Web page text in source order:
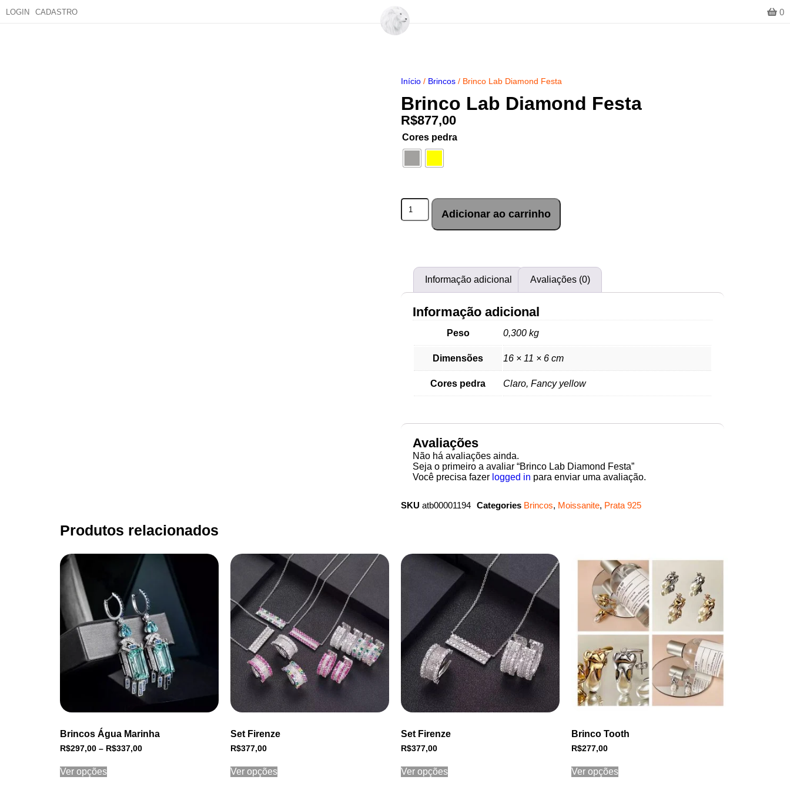
LOGIN CADASTRO 0
Início / Brincos / Brinco Lab Diamond Festa
Brinco Lab Diamond Festa
R$877,00
Cores pedra
Adicionar ao carrinho
Informação adicional Avaliações (0)
Informação adicional
Peso 0,300 kg
Dimensões 16 × 11 × 6 cm
Cores pedra Claro, Fancy yellow
Avaliações
Não há avaliações ainda.
Seja o primeiro a avaliar “Brinco Lab Diamond Festa”
Você precisa fazer logged in para enviar uma avaliação.
SKU atb00001194 Categories Brincos, Moissanite, Prata 925
Produtos relacionados
Brincos Água Marinha
R$297,00 – R$337,00
Ver opções
Set Firenze
R$377,00
Ver opções
Set Firenze
R$377,00
Ver opções
Brinco Tooth
R$277,00
Ver opções